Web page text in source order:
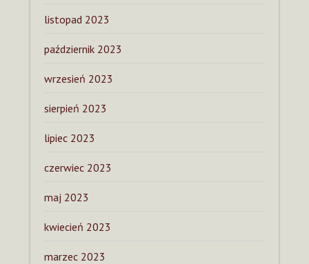
listopad 2023
październik 2023
wrzesień 2023
sierpień 2023
lipiec 2023
czerwiec 2023
maj 2023
kwiecień 2023
marzec 2023